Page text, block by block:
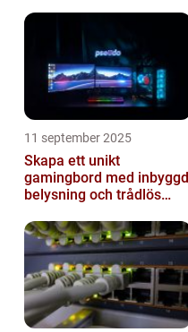
11 september 2025
Skapa ett unikt
gamingbord med inbyggd
belysning och trådlös